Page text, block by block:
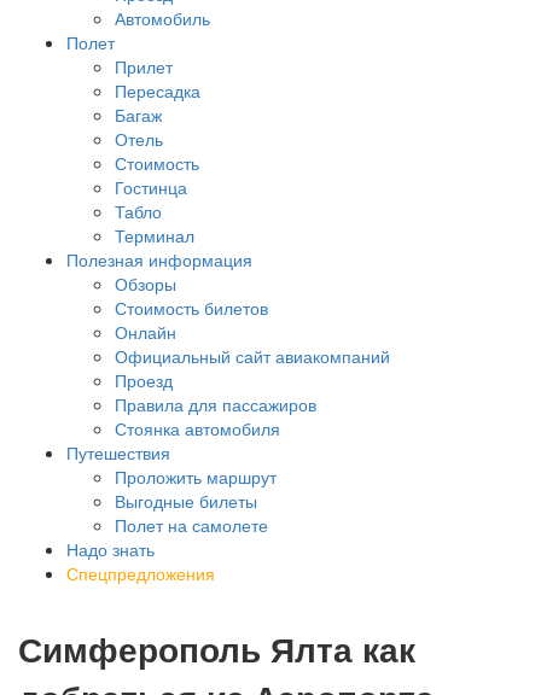
Автомобиль
Полет
Прилет
Пересадка
Багаж
Отель
Стоимость
Гостинца
Табло
Терминал
Полезная информация
Обзоры
Стоимость билетов
Онлайн
Официальный сайт авиакомпаний
Проезд
Правила для пассажиров
Стоянка автомобиля
Путешествия
Проложить маршрут
Выгодные билеты
Полет на самолете
Надо знать
Спецпредложения
Симферополь Ялта как